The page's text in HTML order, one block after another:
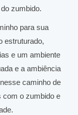
zumbido.
para sua
estruturado,
e um ambiente
e a ambiência
caminho de
com o zumbido e